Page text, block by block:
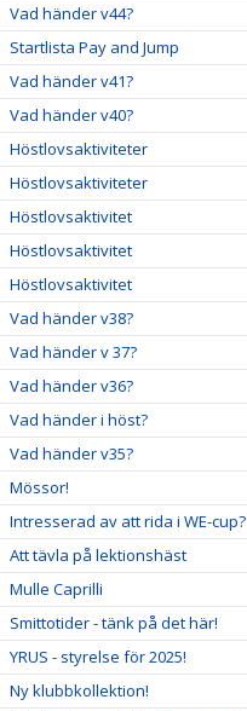
Vad händer v44?
Startlista Pay and Jump
Vad händer v41?
Vad händer v40?
Höstlovsaktiviteter
Höstlovsaktiviteter
Höstlovsaktivitet
Höstlovsaktivitet
Höstlovsaktivitet
Vad händer v38?
Vad händer v 37?
Vad händer v36?
Vad händer i höst?
Vad händer v35?
Mössor!
Intresserad av att rida i WE-cup?
Att tävla på lektionshäst
Mulle Caprilli
Smittotider - tänk på det här!
YRUS - styrelse för 2025!
Ny klubbkollektion!